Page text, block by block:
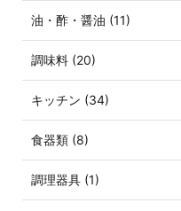
油・酢・醤油 (11)
調味料 (20)
キッチン (34)
食器類 (8)
調理器具 (1)